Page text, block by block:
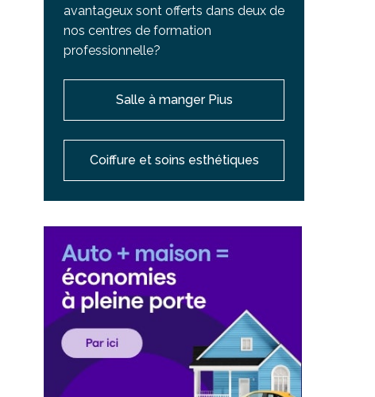
avantageux sont offerts dans deux de
nos centres de formation
professionnelle?
Salle à manger Pius
Coiffure et soins esthétiques